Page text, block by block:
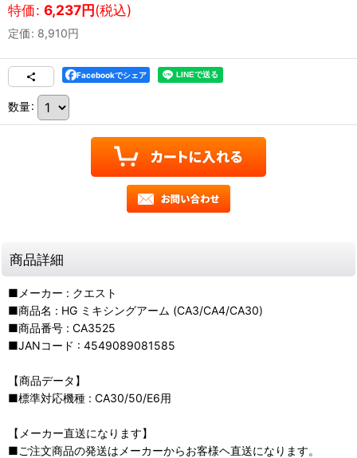
特価: 6,237円(税込)
定価: 8,910円
Facebookでシェア
数量:
商品詳細
■メーカー : クエスト
■商品名 : HG ミキシングアーム (CA3/CA4/CA30)
■商品番号 : CA3525
■JANコード : 4549089081585
【商品データ】
■標準対応機種 : CA30/50/E6用
【メーカー直送になります】
■ご注文商品の発送はメーカーからお客様ヘ直送になります。